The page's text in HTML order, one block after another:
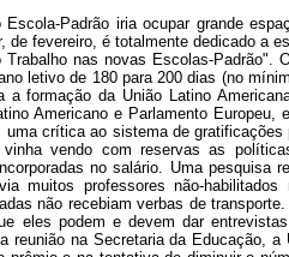
Escola-Padrão iria ocupar grande
de fevereiro, é totalmente dedicado a
nas novas Escolas-Padrão".
letivo de 180 para 200 dias (no
a formação da União Latino
Americano e Parlamento Europeu,
crítica ao sistema de
vendo com reservas as
no salário. Uma pesquisa
muitos professores não-
não recebiam verbas de
eles podem e devem dar
reunião na Secretaria da Educação, a